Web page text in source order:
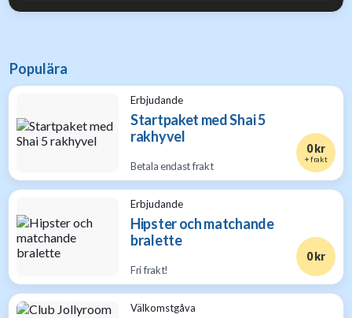
Populära
Erbjudande
Startpaket med Shai 5
rakhyvel
Betala endast frakt
0 kr
+ frakt
Erbjudande
Hipster och matchande
bralette
Fri frakt!
0 kr
Välkomstgåva